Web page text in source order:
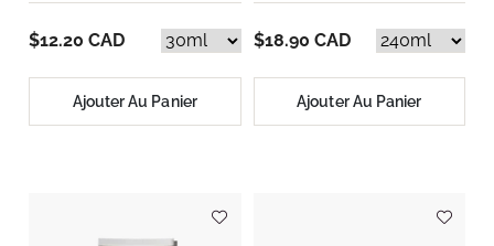
$12.20 CAD
Ajouter Au Panier
$18.90 CAD
Ajouter Au Panier